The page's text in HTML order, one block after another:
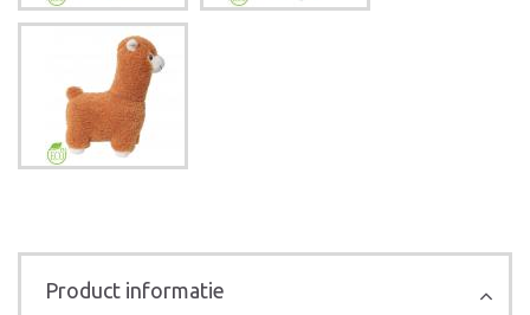
Product informatie